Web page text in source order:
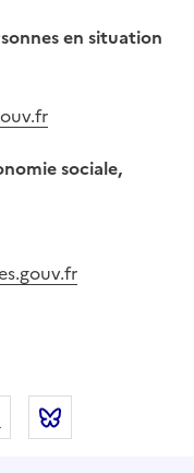
en situation
sociale,
Twitter